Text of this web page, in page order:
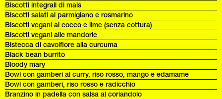
Biscotti integrali di mais
Biscotti salati al parmigiano e rosmarino
Biscotti vegani al cocco e lime (senza cottura)
Biscotti vegani alle mandorle
Bistecca di cavolfiore alla curcuma
Black bean burrito
Bloody mary
Bowl con gamberi al curry, riso rosso, mango e edamame
Bowl con gamberi, riso rosso e radicchio
Branzino in padella con salsa al coriandolo